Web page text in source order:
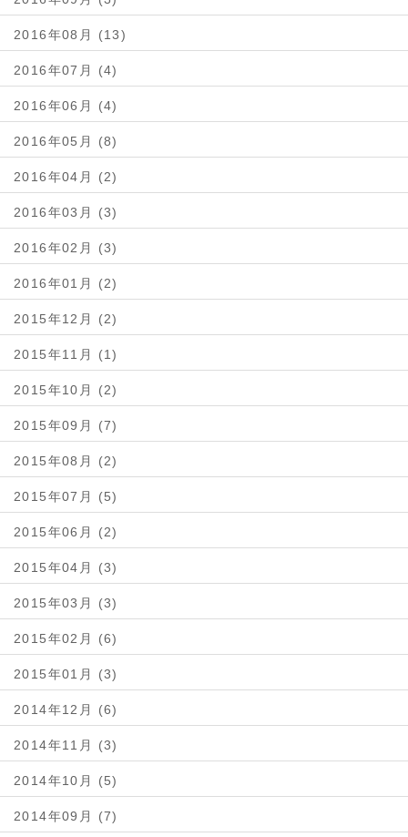
2016年08月 (13)
2016年07月 (4)
2016年06月 (4)
2016年05月 (8)
2016年04月 (2)
2016年03月 (3)
2016年02月 (3)
2016年01月 (2)
2015年12月 (2)
2015年11月 (1)
2015年10月 (2)
2015年09月 (7)
2015年08月 (2)
2015年07月 (5)
2015年06月 (2)
2015年04月 (3)
2015年03月 (3)
2015年02月 (6)
2015年01月 (3)
2014年12月 (6)
2014年11月 (3)
2014年10月 (5)
2014年09月 (7)